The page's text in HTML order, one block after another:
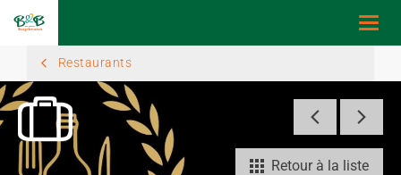
Restaurants
Retour à la liste